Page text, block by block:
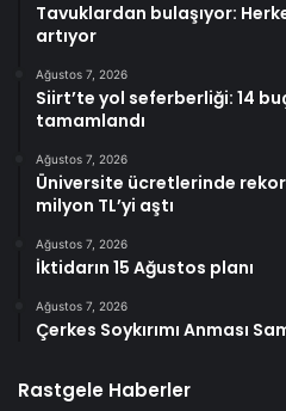
Tavuklardan bulaşıyor:
artıyor
Ağustos 7, 2026
Siirt’te yol seferberliği: 14
tamamlandı
Ağustos 7, 2026
Üniversite ücretlerinde
milyon TL’yi aştı
Ağustos 7, 2026
İktidarın 15 Ağustos planı
Ağustos 7, 2026
Çerkes Soykırımı Anması
Rastgele Haberler